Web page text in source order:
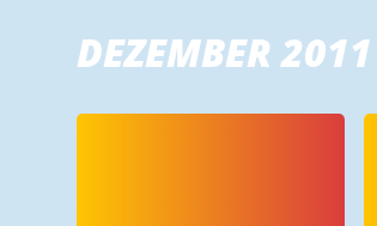
DEZEMBER 2011